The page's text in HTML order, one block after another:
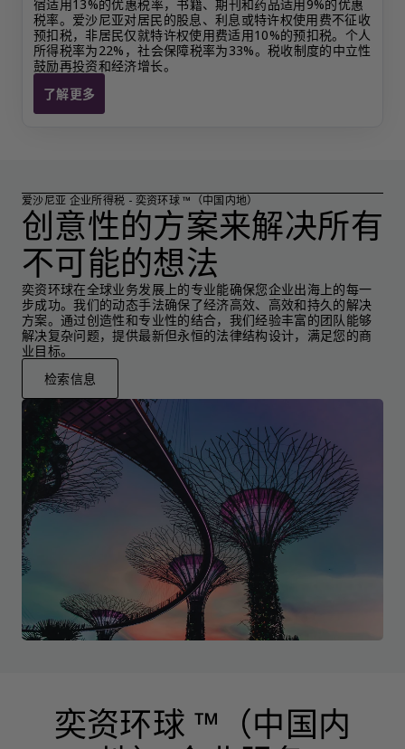
宿适用13%的优惠税率，书籍、期刊和药品适用9%的优惠
税率。爱沙尼亚对居民的股息、利息或特许权使用费不征收
预扣税，非居民仅就特许权使用费适用10%的预扣税。个人
所得税率为22%，社会保障税率为33%。税收制度的中立性
鼓励再投资和经济增长。
了解更多
爱沙尼亚 税务简报
爱沙尼亚 企业所得税 - 奕资环球 ™（中国内地）
创意性的方案来解决所有
不可能的想法
奕资环球在全球业务发展上的专业能确保您企业出海上的每一
步成功。我们的动态手法确保了经济高效、高效和持久的解决
方案。通过创造性和专业性的结合，我们经验丰富的团队能够
解决复杂问题，提供最新但永恒的法律结构设计，满足您的商
业目标。
检索信息
奕资环球 ™（中国内